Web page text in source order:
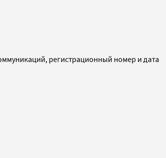
регистрационный номер и дата